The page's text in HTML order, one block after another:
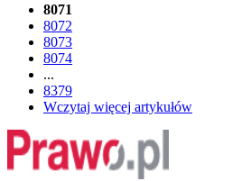
8071
8072
8073
8074
...
8379
Wczytaj więcej artykułów